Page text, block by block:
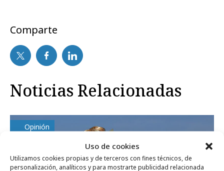
Uso de cookies
Utilizamos cookies propias y de terceros con fines técnicos, de
personalización, analíticos y para mostrarte publicidad relacionada
Comparte
Noticias Relacionadas
Opinión